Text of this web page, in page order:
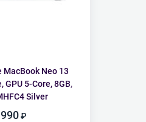
MacBook Neo 13
GPU 5-Core, 8GB,
Silver